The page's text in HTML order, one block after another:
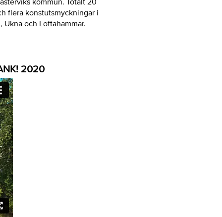
flera konstutsmyckningar i
och Loftahammar.
2020